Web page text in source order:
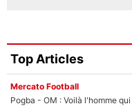
Top Articles
Mercato Football
Pogba - OM : Voilà l'homme